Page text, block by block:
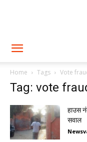
Home Tags Vote
Tag: vote
हाउस
सवाल